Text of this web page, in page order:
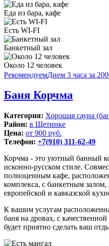
Еда из бара, кафе
Есть WI-FI
Банкетный зал
Около 12 человек
РекомендуемДнем 3 часа за
Баня Корчма
Категория: Хорошая сауна
Район: в Щетинке
Цена: от 900 руб.
Телефон: +7(910) 311-62-49
Корчма - это уютный банный
исконно-русском стиле.
полноценным кафе,
комплекса, с банкетным
европейской и кавказской
К вашим услугам
баня на дровах, с
будет приятно сделать ваш